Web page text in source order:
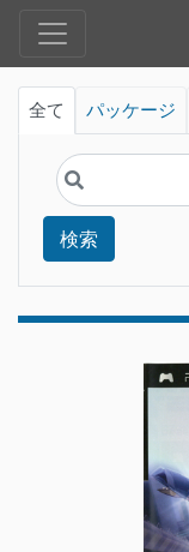
全て パッケージ
検索